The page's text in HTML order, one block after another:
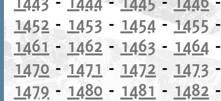
1452 - 1453 - 1454-1455
1461 - 1462 - 1463 - 1464
1470-1471 - 1472 - 1473
1479 - 1480 - 1481 - 1482